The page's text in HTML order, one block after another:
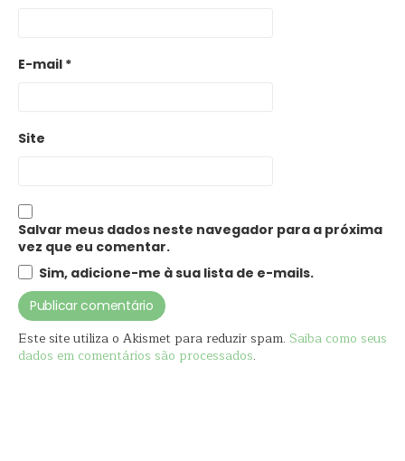
E-mail *
Site
Salvar meus dados neste navegador para a próxima
vez que eu comentar.
Sim, adicione-me à sua lista de e-mails.
Este site utiliza o Akismet para reduzir spam. Saiba como seus
dados em comentários são processados.